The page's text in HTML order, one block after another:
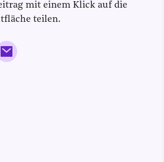
mit einem Klick auf die
teilen.